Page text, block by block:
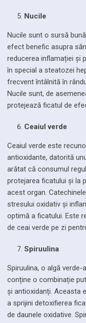
Nucile
Nucile sunt o sursă
efect benefic asupra
reducerea inflamației și
în special a steatozei
frecvent întâlnită în
Nucile sunt, de
protejează ficatul de
Ceaiul verde
Ceaiul verde este
antioxidante, datorită
arătat că consumul
protejarea ficatului și la
acest organ.
stresului oxidativ și
optimă a ficatului. Este
de ceai verde pe zi
Spiruulina
Spiruulina, o algă
conține o combinație
și antioxidanți. Aceasta
a sprijini detoxifierea
de daunele oxidative.